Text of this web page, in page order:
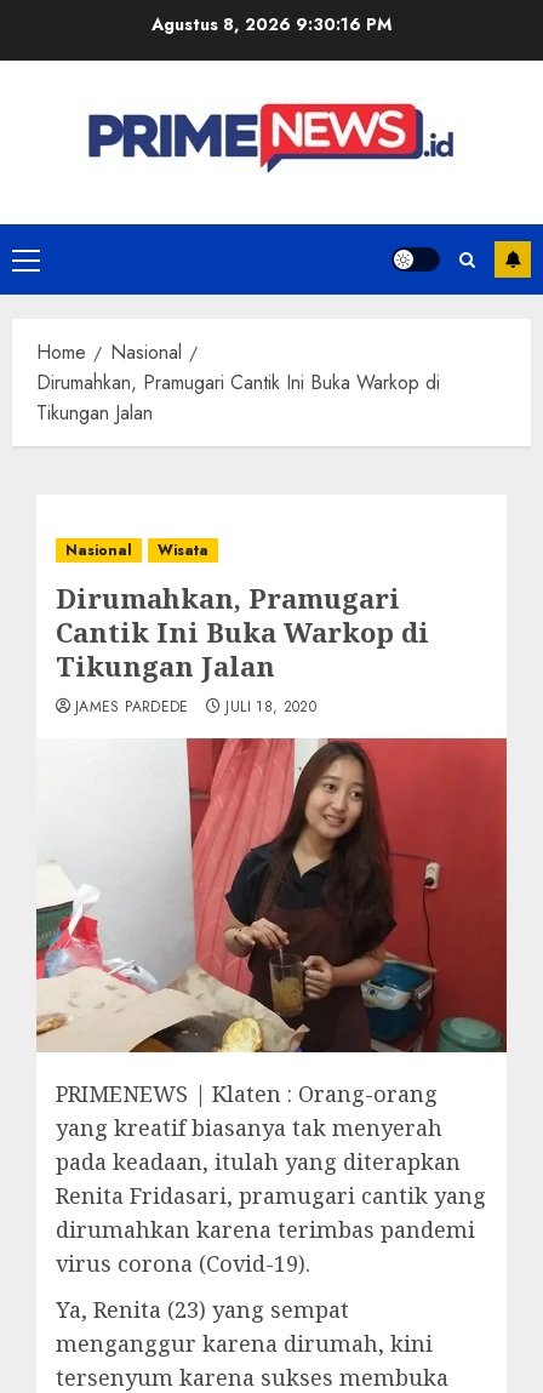
Agustus 8, 2026 9:30:16 PM
Primary
Menu
Home
Nasional
Dirumahkan, Pramugari Cantik Ini Buka Warkop di
Tikungan Jalan
Nasional Wisata
Dirumahkan, Pramugari
Cantik Ini Buka Warkop di
Tikungan Jalan
JAMES PARDEDE JULI 18, 2020
PRIMENEWS | Klaten : Orang-orang
yang kreatif biasanya tak menyerah
pada keadaan, itulah yang diterapkan
Renita Fridasari, pramugari cantik yang
dirumahkan karena terimbas pandemi
virus corona (Covid-19).
Ya, Renita (23) yang sempat
menganggur karena dirumah, kini
tersenyum karena sukses membuka